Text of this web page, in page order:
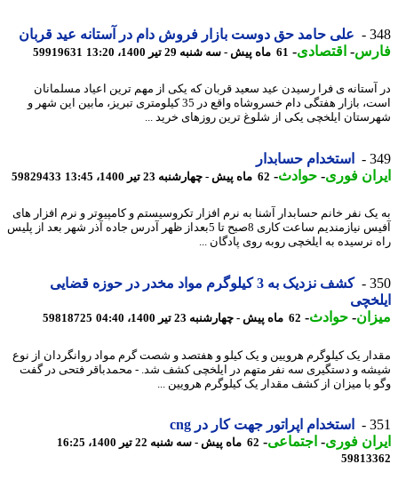
علی حامد حق دوست بازار فروش دام در آستانه عید قربان
-اقتصادی-61 ماه پیش - سه شنبه 29 تیر 1400، 13:20 59919631
ی فرا رسیدن عید سعید قربان که یکی از مهم ترین اعیاد مسلمانان
است، بازار هفتگی دام خسروشاه واقع در 35 کیلومتری تبریز، مابین این شهر و
ایلخچی یکی از شلوغ ترین روزهای خرید ...
استخدام حسابدار
فوری- حوادث -62 ماه پیش - چهارشنبه 23 تیر 1400، 13:45 59829433
نفر خانم حسابدار آشنا به نرم افزار تکروسیستم و کامپیوتر و نرم افزار های
آفیس نیازمندیم ساعت کاری 8صبح تا 5بعداز ظهر آدرس جاده آذر شهر بعد از پلیس
نرسیده به ایلخچی روبه روی پادگان ...
کشف نزدیک به 3 کیلوگرم مواد مخدر در حوزه قضایی
- حوادث -62 ماه پیش - چهارشنبه 23 تیر 1400، 04:40 59818725
یک کیلوگرم هرویین و یک کیلو و هفتصد و شصت گرم مواد روانگردان از نوع
و دستگیری سه نفر متهم در ایلخچی کشف شد. - محمدباقر فتحی در گفت
با میزان از کشف مقدار یک کیلوگرم هرویین ...
استخدام اپراتور جهت کار در cng
فوری- اجتماعی-62 ماه پیش - سه شنبه 22 تیر 1400، 16:25